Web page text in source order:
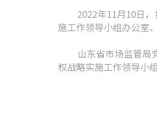
2022年11月10日，
施工作领导小组办公室
山东省市场监管局党
权战略实施工作领导小